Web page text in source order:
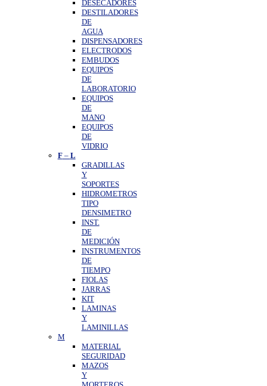
DESECADORES
DESTILADORES
DE
AGUA
DISPENSADORES
ELECTRODOS
EMBUDOS
EQUIPOS
DE
LABORATORIO
EQUIPOS
DE
MANO
EQUIPOS
DE
VIDRIO
F– L
GRADILLAS
Y
SOPORTES
HIDROMETROS
TIPO
DENSIMETRO
INST.
DE
MEDICIÓN
INSTRUMENTOS
DE
TIEMPO
FIOLAS
JARRAS
KIT
LAMINAS
Y
LAMINILLAS
M
MATERIAL
SEGURIDAD
MAZOS
Y